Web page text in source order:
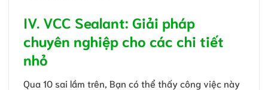
IV. VCC Sealant: Giải pháp
chuyên nghiệp cho các chi tiết
nhỏ
Qua 10 sai lầm trên, Bạn có thể thấy công việc này